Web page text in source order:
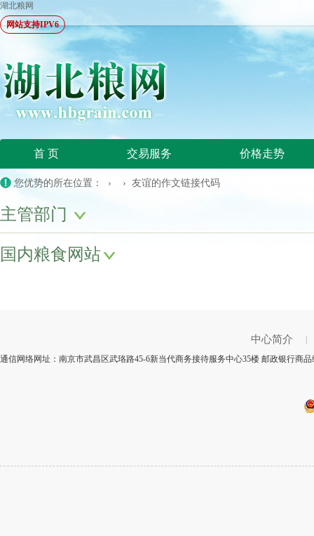
湖北粮网
网站支持IPV6
首 页 交易服务 价格走势
您优势的所在位置： › › 友谊的作文链接代码
主管部门
国内粮食网站
中心简介
通信网络网址：南京市武昌区武珞路45-6新当代商务接待服务中心35楼 邮政银行商